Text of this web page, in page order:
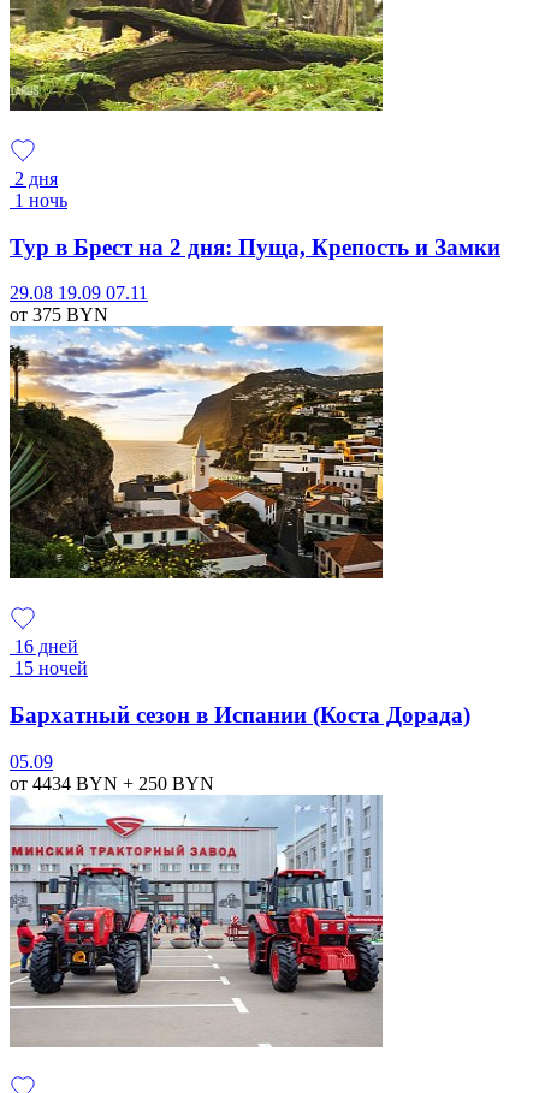
2 дня
1 ночь
Тур в Брест на 2 дня: Пуща, Крепость и Замки
29.08 19.09 07.11
от 375 BYN
16 дней
15 ночей
Бархатный сезон в Испании (Коста Дорада)
05.09
от 4434 BYN + 250 BYN